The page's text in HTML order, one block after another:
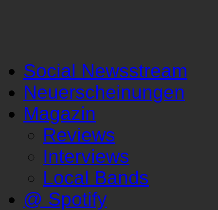
Social Newsstream
Neuerscheinungen
Magazin
Reviews
Interviews
Local Bands
@ Spotify